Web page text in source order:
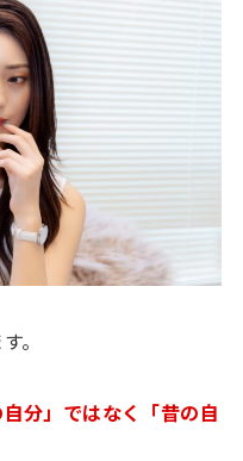
。
分」ではなく「昔の自